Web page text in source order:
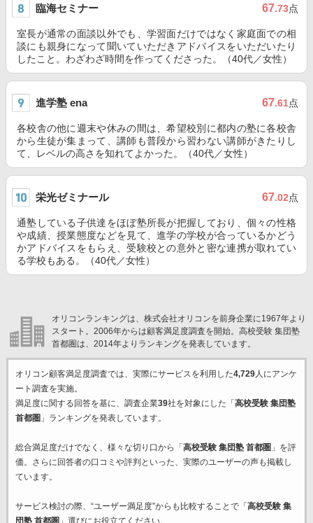
臨海セミナー 67.73点
室長が通常の面談以外でも、学習面だけではなく家庭面での相
談にも親身になって聞いていただきアドバイスをいただいたり
したこと。わざわざ時間を作ってくださった。（40代／女性）
進学塾 ena 67.61点
各校舎の他に週末や休みの間は、希望校別に都内の塾に各校舎
から生徒が集まって、講師も普段から習わない講師がきたりし
て、レベルの高さを知れてよかった。（40代／女性）
栄光ゼミナール 67.02点
通塾している子供達をほぼ塾所長が把握しており、個々の性格
や成績、授業態度などを見て、進学の学校が合っているかどう
かアドバイスをもらえ、受験校との意外と密な連携が取れてい
る学校もある。（40代／女性）
オリコンランキングは、株式会社オリコンを前身企業に1967年より
スタート。2006年からは顧客満足度調査を開始。高校受験 集団塾
首都圏は、2014年よりランキングを発表しています。
オリコン顧客満足度調査では、実際にサービスを利用した4,729人にアンケ
ート調査を実施。
満足度に関する回答を基に、調査企業39社を対象にした「 高校受験 集団塾
首都圏 」ランキングを発表しています。
総合満足度だけでなく、様々な切り口から「 高校受験 集団塾 首都圏 」を評
価。さらに回答者の口コミや評判といった、実際のユーザーの声も掲載し
ています。
サービス検討の際、“ユーザー満足度”からも比較することで「 高校受験 集
団塾 首都圏 」選びにお役立てください。